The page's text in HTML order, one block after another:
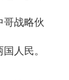
哥战略伙
人民。